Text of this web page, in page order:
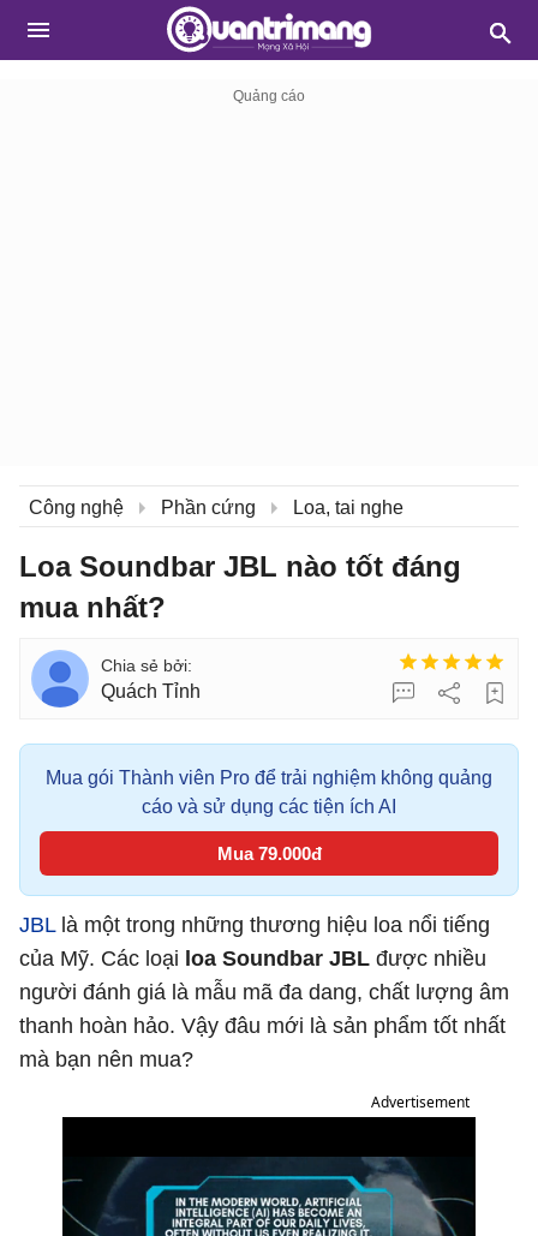
Công nghệ Phần cứng Loa, tai nghe
Loa Soundbar JBL nào tốt đáng
mua nhất?
Quách Tỉnh
Mua gói Thành viên Pro để trải nghiệm không quảng
cáo và sử dụng các tiện ích AI
Mua 79.000đ
JBLlà một trong những thương hiệu loa nổi tiếng
của Mỹ. Các loại loa Soundbar JBL được nhiều
người đánh giá là mẫu mã đa dang, chất lượng âm
thanh hoàn hảo. Vậy đâu mới là sản phẩm tốt nhất
mà bạn nên mua?
Advertisement